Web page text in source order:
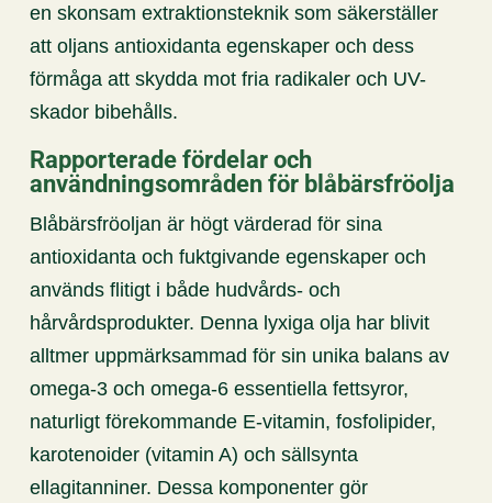
en skonsam extraktionsteknik som säkerställer
att oljans antioxidanta egenskaper och dess
förmåga att skydda mot fria radikaler och UV-
skador bibehålls.
Rapporterade fördelar och
användningsområden för blåbärsfröolja
Blåbärsfröoljan är högt värderad för sina
antioxidanta och fuktgivande egenskaper och
används flitigt i både hudvårds- och
hårvårdsprodukter. Denna lyxiga olja har blivit
alltmer uppmärksammad för sin unika balans av
omega-3 och omega-6 essentiella fettsyror,
naturligt förekommande E-vitamin, fosfolipider,
karotenoider (vitamin A) och sällsynta
ellagitanniner. Dessa komponenter gör